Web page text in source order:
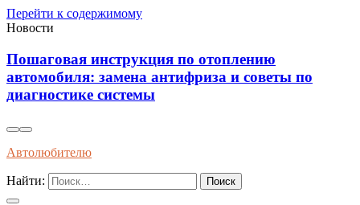
Перейти к содержимому
Новости
Как правильно ухаживать за электромобилем в
холодное время года для увеличения дальности
хода
Автолюбителю
Найти: